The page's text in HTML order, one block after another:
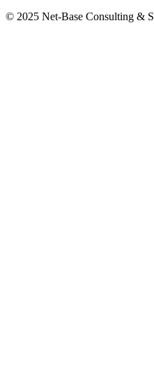
© 2025 Net-Base Consulting &